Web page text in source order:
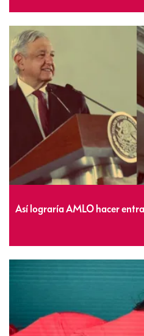
Así lograría AMLO hacer